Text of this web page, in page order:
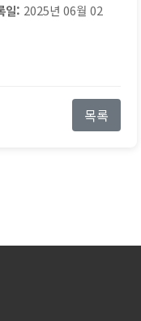
일: 2025년 06월 02
목록